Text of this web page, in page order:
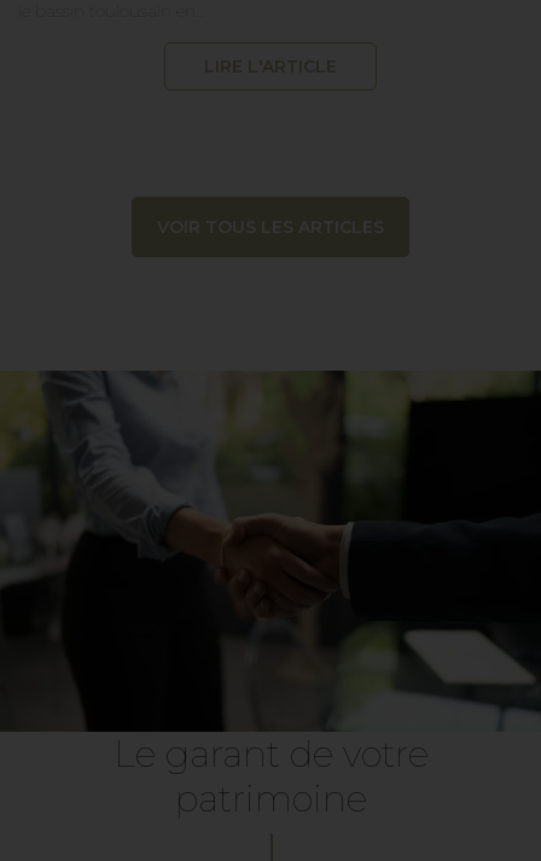
Le garant de votre
patrimoine